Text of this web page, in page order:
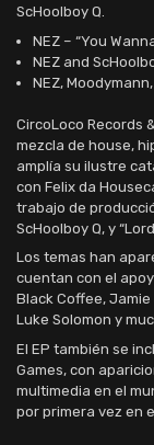
ScHoolboy Q.
NEZ – “You
NEZ and
NEZ,
CircoLoco Records
mezcla de house,
amplía su ilustre
con Felix da
trabajo de
ScHoolboy Q, y
Los temas han
cuentan con el
Black Coffee, Jamie
Luke Solomon y
El EP también se
Games, con
multimedia en el
por primera vez en